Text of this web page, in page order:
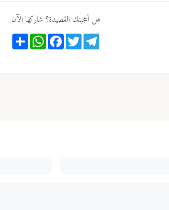
هل أعجبتك القصيدة؟ شاركها الآن
Share
WhatsAppFacebookTwitterTelegram